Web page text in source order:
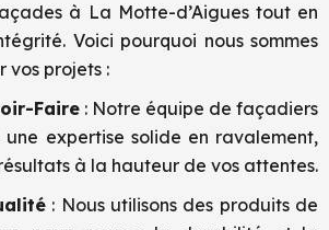
à La Motte-d’Aigues tout en
Voici pourquoi nous sommes
vos projets :
Faire : Notre équipe de façadiers
une expertise solide en ravalement,
à la hauteur de vos attentes.
: Nous utilisons des produits de